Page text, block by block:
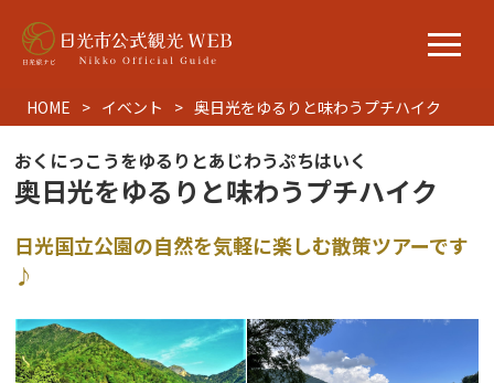
HOME イベント 奥日光をゆるりと味わうプチハイク
おくにっこうをゆるりとあじわうぷちはいく
奥日光をゆるりと味わうプチハイク
日光国立公園の自然を気軽に楽しむ散策ツアーです
♪